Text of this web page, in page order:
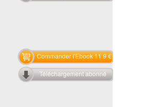
Commander l'Ebook 11.9 €
Téléchargement abonné